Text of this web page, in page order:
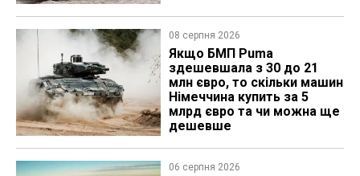
08 серпня 2026
Якщо БМП Puma
здешевшала з 30 до 21
млн євро, то скільки машин
Німеччина купить за 5
млрд євро та чи можна ще
дешевше
06 серпня 2026